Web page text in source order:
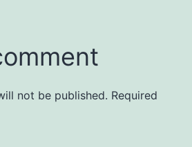
not be published. Required